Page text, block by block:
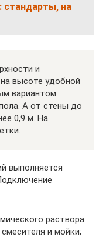
стандарты, на
и
высоте удобной
вариантом
А от стены до
0,9 м. На
выполняется
раствора
и мойки;